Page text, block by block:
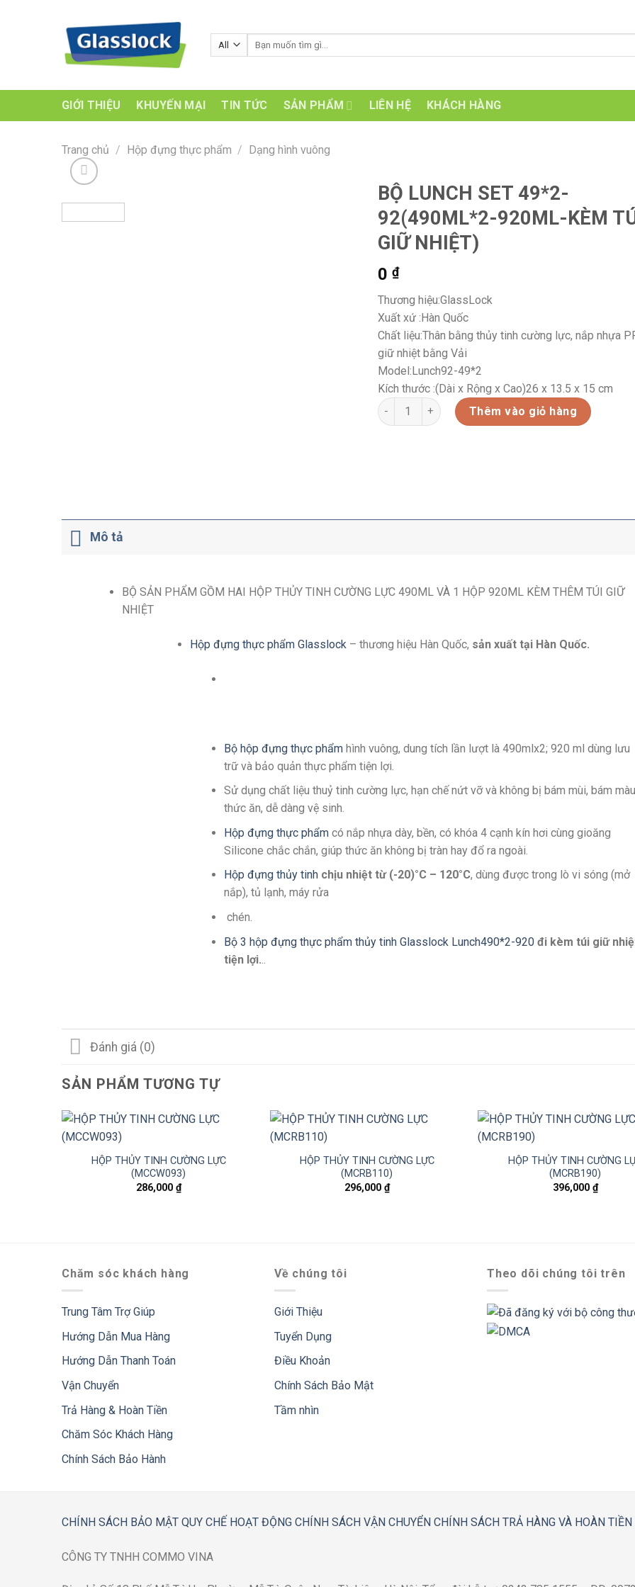
kiếm:
GIỚI THIỆU KHUYẾN MẠI TIN TỨC SẢN PHẨM LIÊN HỆ KHÁCH HÀNG
Trang chủ / Hộp đựng thực phẩm / Dạng hình vuông
BỘ LUNCH SET 49*2-
92(490ML*2-920ML-KÈM
GIỮ NHIỆT)
0 ₫
Thương hiệu:GlassLock
Xuất xứ :Hàn Quốc
Chất liệu:Thân bằng thủy tinh cường lực, nắp nhựa
giữ nhiệt bằng Vải
Model:Lunch92-49*2
Kích thước :(Dài x Rộng x Cao)26 x 13.5 x 15 cm
BỘ LUNCH SET 49*2-92(490ML*2-920ML-KÈM TÚI
Thêm vào giỏ hàng
Mô tả
BỘ SẢN PHẨM GỒM HAI HỘP THỦY TINH CƯỜNG LỰC 490ML VÀ 1 HỘP 920ML KÈM THÊM TÚI GIỮ
NHIỆT
Hộp đựng thực phẩm Glasslock – thương hiệu Hàn Quốc, sản xuất tại Hàn Quốc.
Bộ hộp đựng thực phẩmhình vuông, dung tích lần lượt là 490mlx2; 920 ml dùng lưu
trữ và bảo quản thực phẩm tiện lợi.
Sử dụng chất liệu thuỷ tinh cường lực, hạn chế nứt vỡ và không bị bám mùi, bám màu
thức ăn, dễ dàng vệ sinh.
Hộp đựng thực phẩmcó nắp nhựa dày, bền, có khóa 4 cạnh kín hơi cùng gioăng
Silicone chắc chắn, giúp thức ăn không bị tràn hay đổ ra ngoài.
Hộp đựng thủy tinh chịu nhiệt từ (-20)°C – 120°C, dùng được trong lò vi sóng (mở
nắp), tủ lạnh, máy rửa
chén.
Bộ 3 hộp đựng thực phẩm thủy tinh Glasslock Lunch490*2-920 đi kèm túi giữ
tiện lợi.
Đánh giá (0)
SẢN PHẨM TƯƠNG TỰ
HỘP THỦY TINH CƯỜNG LỰC
(MCCW093)
286,000 ₫
HỘP THỦY TINH CƯỜNG LỰC
(MCRB110)
296,000 ₫
HỘP THỦY TINH CƯỜNG
(MCRB190)
396,000 ₫
Chăm sóc khách hàng
Trung Tâm Trợ Giúp
Hướng Dẫn Mua Hàng
Hướng Dẫn Thanh Toán
Vận Chuyển
Trả Hàng & Hoàn Tiền
Chăm Sóc Khách Hàng
Chính Sách Bảo Hành
Về chúng tôi
Giới Thiệu
Tuyển Dụng
Điều Khoản
Chính Sách Bảo Mật
Tầm nhìn
Theo dõi chúng tôi trên
CHÍNH SÁCH BẢO MẬT QUY CHẾ HOẠT ĐỘNG CHÍNH SÁCH VẬN CHUYỂN CHÍNH SÁCH TRẢ HÀNG VÀ HOÀN TIỀN
CÔNG TY TNHH COMMO VINA